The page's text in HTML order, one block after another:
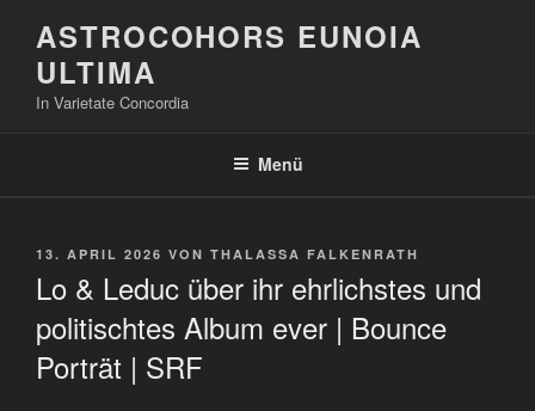
Inhalt
springen
ASTROCOHORS EUNOIA
ULTIMA
In Varietate Concordia
Menü
VERÖFFENTLICHT
13. APRIL 2026 VON THALASSA FALKENRATH
Lo & Leduc über ihr ehrlichstes und
politischtes Album ever | Bounce
Porträt | SRF